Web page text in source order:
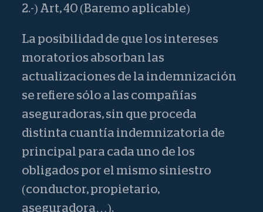
2.-) Art, 40 (Baremo aplicable)
La posibilidad de que los intereses
moratorios absorban las
actualizaciones de la indemnización
se refiere sólo a las compañías
aseguradoras, sin que proceda
distinta cuantía indemnizatoria de
principal para cada uno de los
obligados por el mismo siniestro
(conductor, propietario,
aseguradora…).